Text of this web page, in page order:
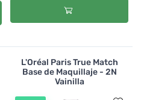
L'Oréal Paris True Match
Base de Maquillaje - 2N
Vainilla